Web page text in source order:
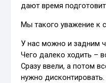
дают время
Мы такого уважение к
У нас можно и задним
Чего далеко ходить –
Сразу ввели, а потом
нужно дисконтировать.